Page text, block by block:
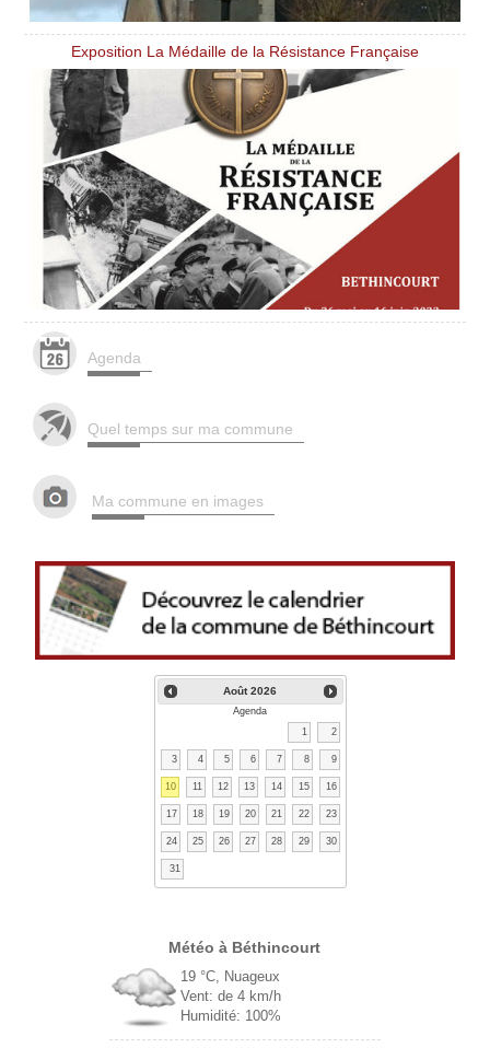
Exposition La Médaille de la Résistance Française
Agenda
Quel temps sur ma commune
Ma commune en images
Août 2026
Agenda
1
2
3 4 5 6 7 8 9
10 11 12 13 14 15 16
17 18 19 20 21 22 23
24 25 26 27 28 29 30
31
Béthincourt
19 °C, Nuageux
Vent: de 4 km/h
Humidité: 100%